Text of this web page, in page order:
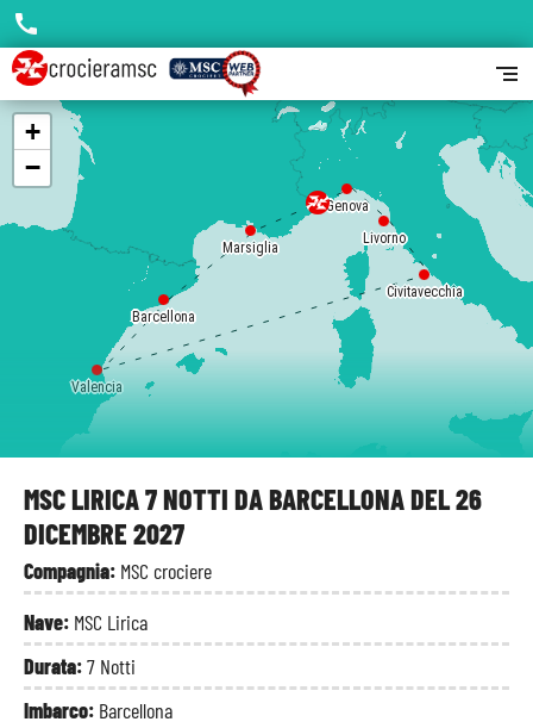
MSC LIRICA 7 NOTTI DA BARCELLONA DEL 26
DICEMBRE 2027
Compagnia: MSC crociere
Nave: MSC Lirica
Durata:7 Notti
Imbarco: Barcellona
Barcellona
Marsiglia
Genova
Livorno
Civitavecchia
Valencia
+
−
call
segment